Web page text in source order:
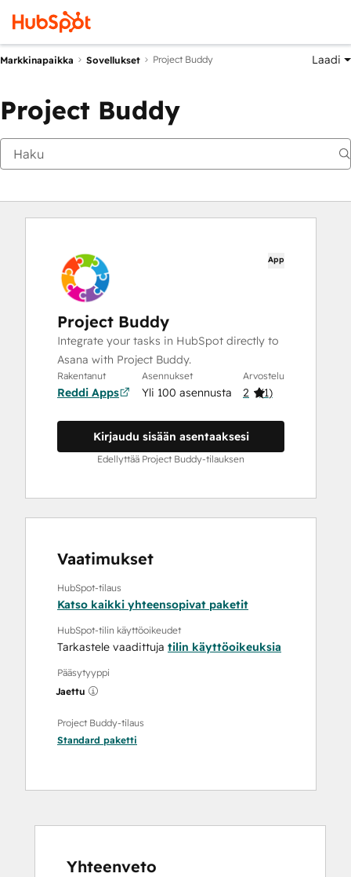
Markkinapaikka Sovellukset Project Buddy Laadi
Project Buddy
App
Project Buddy
Integrate your tasks in HubSpot directly to
Asana with Project Buddy.
Rakentanut
Reddi Apps
Asennukset
Yli 100 asennusta
Arvostelu
2 (1)
Kirjaudu sisään asentaaksesi
Edellyttää Project Buddy-tilauksen
Vaatimukset
HubSpot-tilaus
Katso kaikki yhteensopivat paketit
HubSpot-tilin käyttöoikeudet
Tarkastele vaadittuja tilin käyttöoikeuksia
Pääsytyyppi
Jaettu
Project Buddy-tilaus
Standard paketti
Yhteenveto